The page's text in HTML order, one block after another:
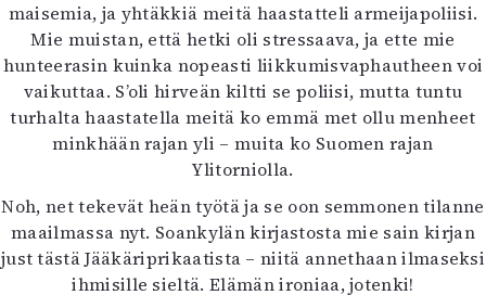
maisemia, ja yhtäkkiä meitä haastatteli armeijapoliisi.
Mie muistan, että hetki oli stressaava, ja ette mie
hunteerasin kuinka nopeasti liikkumisvaphautheen voi
vaikuttaa. S’oli hirveän kiltti se poliisi, mutta tuntu
turhalta haastatella meitä ko emmä met ollu menheet
minkhään rajan yli – muita ko Suomen rajan
Ylitorniolla.
Noh, net tekevät heän työtä ja se oon semmonen tilanne
maailmassa nyt. Soankylän kirjastosta mie sain kirjan
just tästä Jääkäriprikaatista – niitä annethaan ilmaseksi
ihmisille sieltä. Elämän ironiaa, jotenki!